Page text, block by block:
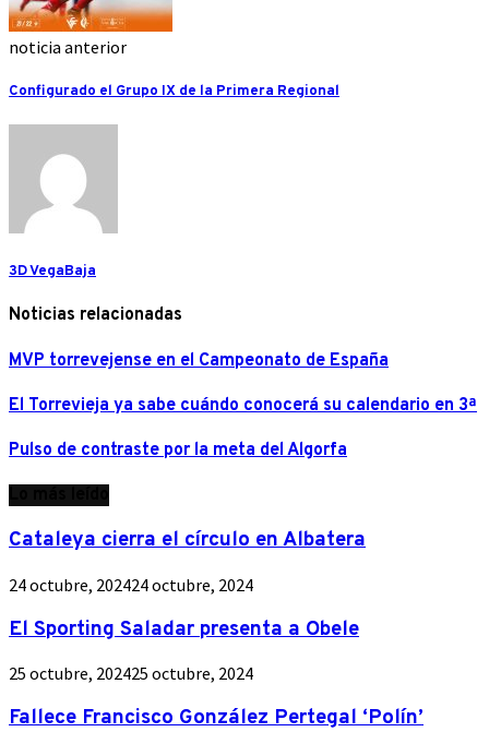
noticia anterior
Configurado el Grupo IX de la Primera Regional
3D VegaBaja
Noticias relacionadas
MVP torrevejense en el Campeonato de España
El Torrevieja ya sabe cuándo conocerá su calendario en 3ª
Pulso de contraste por la meta del Algorfa
Cataleya cierra el círculo en Albatera
24 octubre, 202424 octubre, 2024
El Sporting Saladar presenta a Obele
25 octubre, 202425 octubre, 2024
Fallece Francisco González Pertegal ‘Polín’